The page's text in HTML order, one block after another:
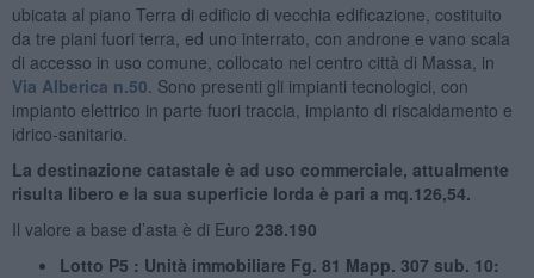
ubicata al piano Terra di edificio di vecchia edificazione, costituito
da tre piani fuori terra, ed uno interrato, con androne e vano scala
di accesso in uso comune, collocato nel centro città di Massa, in
Via Alberica n.50 . Sono presenti gli impianti tecnologici, con
impianto elettrico in parte fuori traccia, impianto di riscaldamento e
idrico-sanitario.
La destinazione catastale è ad uso commerciale, attualmente
risulta libero e la sua superficie lorda è pari a mq.126,54.
Il valore a base d’asta è di Euro 238.190
Lotto P5 : Unità immobiliare Fg. 81 Mapp. 307 sub. 10: